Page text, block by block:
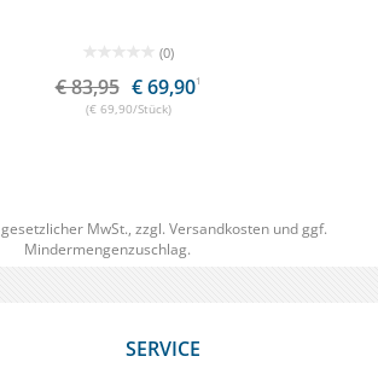
€ 83,95 € 69,901
(€ 69,90/Stück)
MwSt., zzgl. Versandkosten und ggf.
Mindermengenzuschlag.
SERVICE